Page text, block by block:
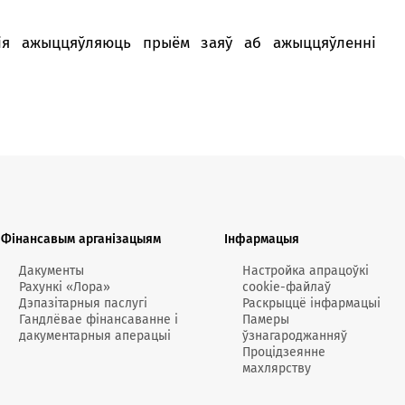
ажыццяўляюць прыём заяў аб ажыццяўленні
Фінансавым арганізацыям
Дакументы
Рахункі «Лора»
Дэпазітарныя паслугі
Гандлёвае фінансаванне і
дакументарныя аперацыі
Інфармацыя
Настройка апрацоўкі
cookie-файлаў
Раскрыццё інфармацыі
Памеры
ўзнагароджанняў
Процідзеянне
махлярству